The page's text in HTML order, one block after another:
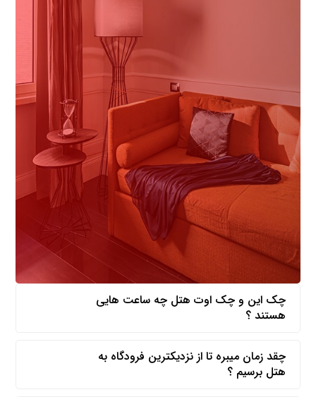
چک این و چک اوت هتل چه ساعت هایی
هستند ؟
چقد زمان میبره تا از نزدیکترین فرودگاه به
هتل برسیم ؟